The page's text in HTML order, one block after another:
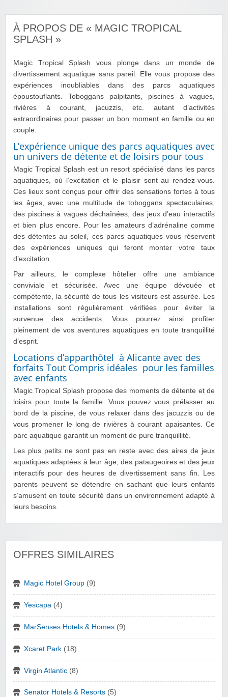
À PROPOS DE « MAGIC TROPICAL
SPLASH »
Magic Tropical Splash vous plonge dans un monde de
divertissement aquatique sans pareil. Elle vous propose des
expériences inoubliables dans des parcs aquatiques
époustouflants. Toboggans palpitants, piscines à vagues,
rivières à courant, jacuzzis, etc. autant d’activités
extraordinaires pour passer un bon moment en famille ou en
couple.
L’expérience unique des parcs aquatiques avec
un univers de détente et de loisirs pour tous
Magic Tropical Splash est un resort spécialisé dans les parcs
aquatiques, où l’excitation et le plaisir sont au rendez-vous.
Ces lieux sont conçus pour offrir des sensations fortes à tous
les âges, avec une multitude de toboggans spectaculaires,
des piscines à vagues déchaînées, des jeux d’eau interactifs
et bien plus encore. Pour les amateurs d’adrénaline comme
des détentes au soleil, ces parcs aquatiques vous réservent
des expériences uniques qui feront monter votre taux
d’excitation.
Par ailleurs, le complexe hôtelier offre une ambiance
conviviale et sécurisée. Avec une équipe dévouée et
compétente, la sécurité de tous les visiteurs est assurée. Les
installations sont régulièrement vérifiées pour éviter la
survenue des accidents. Vous pourrez ainsi profiter
pleinement de vos aventures aquatiques en toute tranquillité
d’esprit.
Locations d’apparthôtel à Alicante avec des
forfaits Tout Compris idéales pour les familles
avec enfants
Magic Tropical Splash propose des moments de détente et de
loisirs pour toute la famille. Vous pouvez vous prélasser au
bord de la piscine, de vous relaxer dans des jacuzzis ou de
vous promener le long de rivières à courant apaisantes. Ce
parc aquatique garantit un moment de pure tranquillité.
Les plus petits ne sont pas en reste avec des aires de jeux
aquatiques adaptées à leur âge, des pataugeoires et des jeux
interactifs pour des heures de divertissement sans fin. Les
parents peuvent se détendre en sachant que leurs enfants
s’amusent en toute sécurité dans un environnement adapté à
leurs besoins.
OFFRES SIMILAIRES
Magic Hotel Group (9)
Yescapa (4)
MarSenses Hotels & Homes (9)
Xcaret Park (18)
Virgin Atlantic (8)
Senator Hotels & Resorts (5)